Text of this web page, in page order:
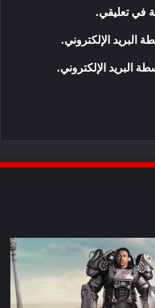
في تعليقي.
البريد الإلكتروني.
البريد الإلكتروني.